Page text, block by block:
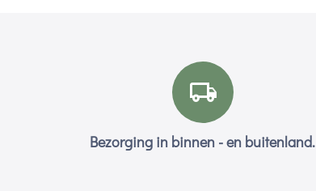
Bezorging in binnen - en buitenland.